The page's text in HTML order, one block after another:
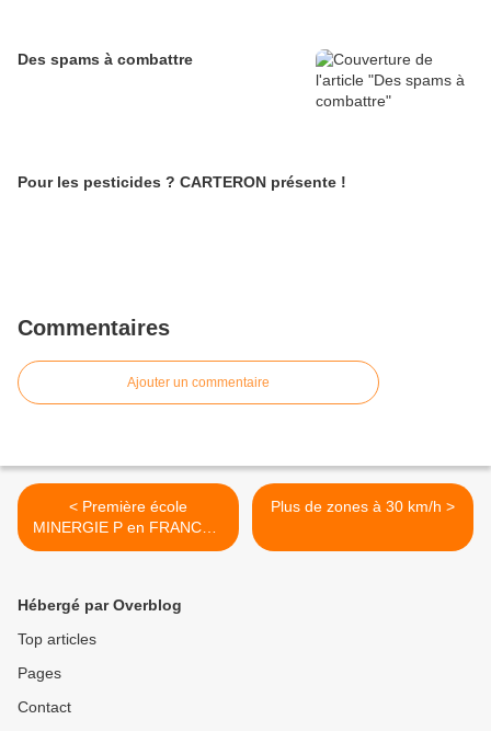
Des spams à combattre
Pour les pesticides ? CARTERON présente !
Commentaires
Ajouter un commentaire
< Première école
MINERGIE P en FRANCE...
à ANNECY
Plus de zones à 30 km/h >
Hébergé par Overblog
Top articles
Pages
Contact